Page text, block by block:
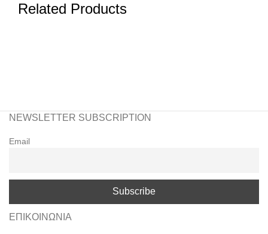
Related Products
NEWSLETTER SUBSCRIPTION
Email
ΕΠΙΚΟΙΝΩΝΙΑ